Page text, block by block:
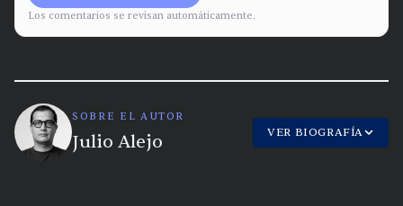
Los comentarios se revisan automáticamente.
SOBRE EL AUTOR
Julio Alejo VER BIOGRAFÍA